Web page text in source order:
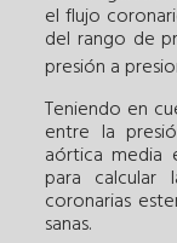
el flujo
del rango de
presión a
Teniendo en
entre la
aórtica media
para
coronarias
sanas.